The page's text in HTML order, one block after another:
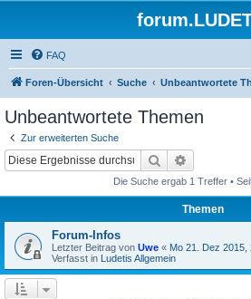
FAQ
Foren-Übersicht Suche Unbeantwortete
Unbeantwortete Themen
Zur erweiterten Suche
Suche
Die Suche ergab 1 Treffer •
Themen
Forum-Infos
Letzter Beitrag von Uwe « Mo 21. Dez 2015,
Verfasst in Ludetis Allgemein